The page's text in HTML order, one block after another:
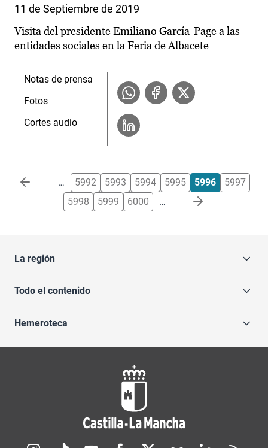
11 de Septiembre de 2019
Visita del presidente Emiliano García-Page a las
entidades sociales en la Feria de Albacete
Notas de prensa
Fotos
Cortes audio
Paginación … 5992 5993 5994 5995 5996
5997
5998
5999 6000 …
La región
Todo el contenido
Hemeroteca